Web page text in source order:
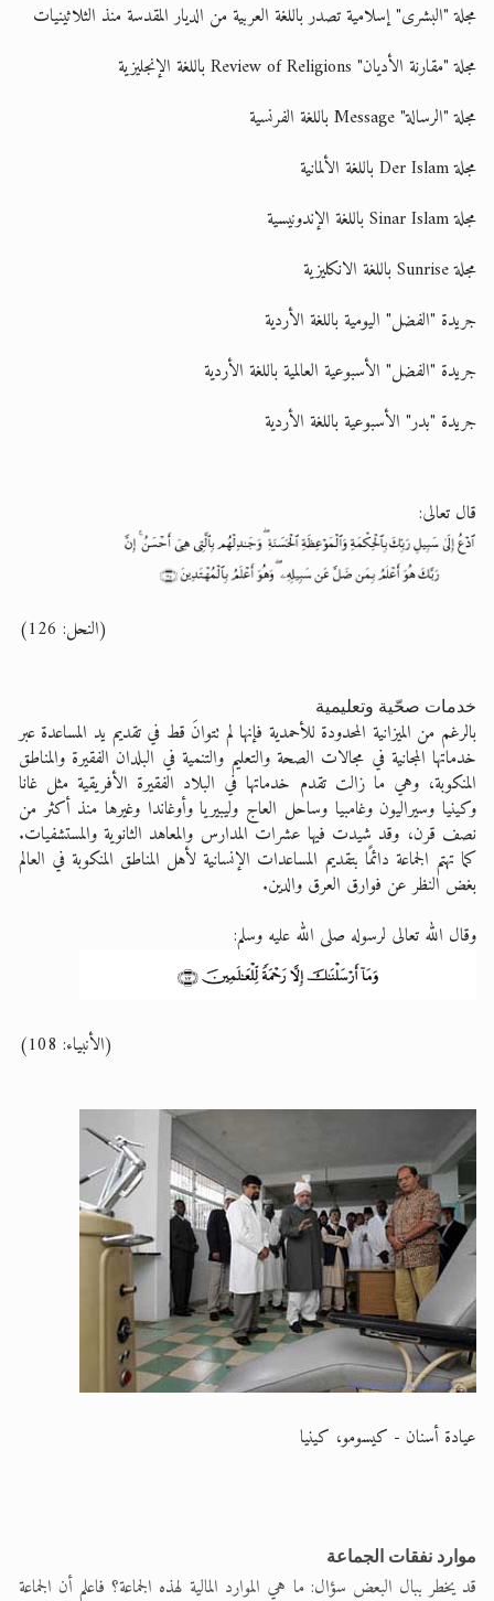
مجلة"البشرى"إسلامية تصدر باللغة العربية من الديار المقدسة منذ الثلاثينيات
مجلة"مقارنة الأديان" Review of Religions
باللغة الإنجليزية
مجلة"الرسالة" Message
باللغة الفرنسية
مجلةDer Islamباللغة الألمانية
مجلةSinar Islamباللغة الإندونيسية
مجلةSunriseباللغة الانكليزية
جريدة "الفضل" اليومية باللغة الأردية
جريدة "الفضل" الأسبوعية العالمية باللغة الأردية
جريدة "بدر" الأسبوعية باللغة الأردية
قال تعالى:
(النحل: 126)
خدمات صحّية وتعليمية
بالرغم من الميزانية المحدودة للأحمدية فإنها لم تتوانَ قط في تقديم يد المساعدة عبر
خدماتها المجانية في مجالات الصحة والتعليم والتنمية في البلدان الفقيرة والمناطق
المنكوبة، وهي ما زالت تقدم خدماتها في البلاد الفقيرة الأفريقية مثل غانا
وكينيا وسيراليون وغامبيا وساحل العاج وليبيريا وأوغاندا وغيرها منذ أكثر من
نصف قرن، وقد شيدت فيها عشرات المدارس والمعاهد الثانوية والمستشفيات.
كما تهتم الجماعة دائمًا بتقديم المساعدات الإنسانية لأهل المناطق المنكوبة في العالم
بغض النظر عن فوارق العرق والدين.
وقال الله تعالى لرسوله صلى الله عليه وسلم:
(الأنبياء: 108)
عيادة أسنان - كيسومو، كينيا
موارد نفقات الجماعة
قد يخطر ببال البعض سؤال: ما هي الموارد المالية لهذه الجماعة؟ فاعلم أن الجماعة